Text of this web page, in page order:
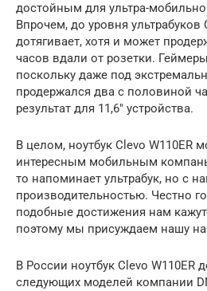
достойным для ультра-
Впрочем, до уровня ультрабуков
дотягивает, хотя и может
часов вдали от розетки.
поскольку даже под
продержался два с половиной
результат для 11,6″ устройства.
В целом, ноутбук Clevo W110ER
интересным мобильным
то напоминает ультрабук, но с
производительностью. Честно
подобные достижения нам
поэтому мы присуждаем нашу
В России ноутбук Clevo W110ER
следующих моделей компании